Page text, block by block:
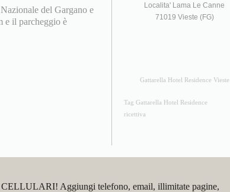
del Gargano e
e il parcheggio è
Localita' Lama Le Canne
71019 Vieste (FG)
Gattarella Hotel Residence Vieste
Tag Gattarella Hotel Residence
ricettiva
Aggiungi telefono, email, illimitate pagine,